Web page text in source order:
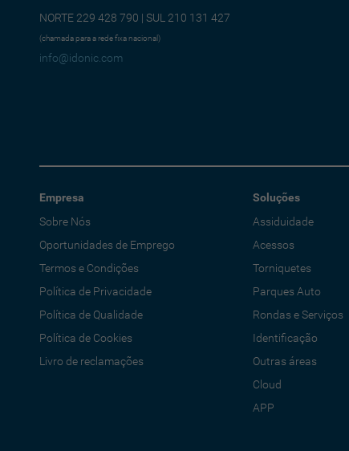
NORTE 229 428 790 | SUL 210 131 427
(chamada para a rede fixa nacional)
info@idonic.com
Empresa
Sobre Nós
Oportunidades de Emprego
Termos e Condições
Política de Privacidade
Política de Qualidade
Política de Cookies
Livro de reclamações
Soluções
Assiduidade
Acessos
Torniquetes
Parques Auto
Rondas e Serviços
Identificação
Outras áreas
Cloud
APP